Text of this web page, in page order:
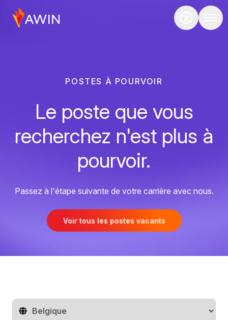
POSTES À POURVOIR
Le poste que vous
recherchez n'est plus à
pourvoir.
Passez à l'étape suivante de votre carrière avec nous.
Voir tous les postes vacants
Changer de pays